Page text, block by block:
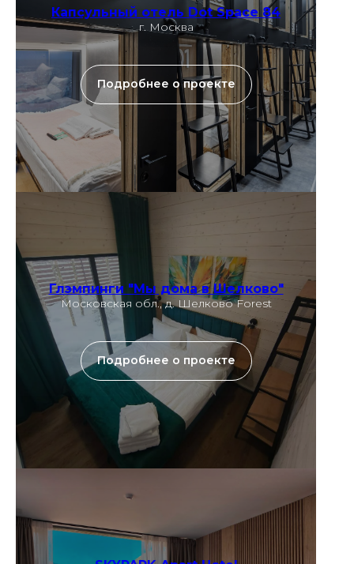
Капсульный отель Dot Space 84
г. Москва
Подробнее о проекте
Глэмпинги "Мы дома в Шелково"
Московская обл., д. Шелково Forest
Подробнее о проекте